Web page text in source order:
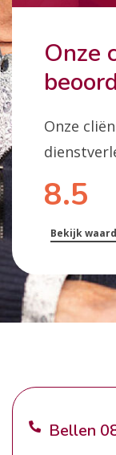
Onze
Onze
8.5
Bekijk
Bellen